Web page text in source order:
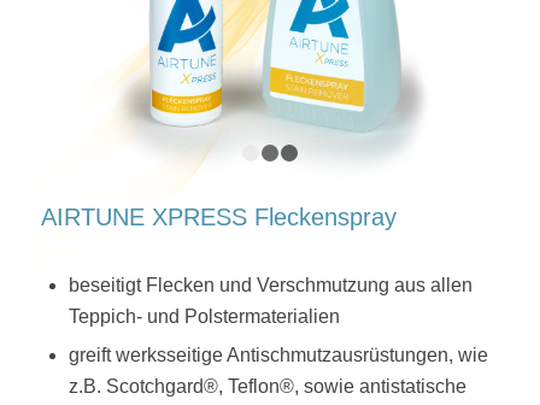
AIRTUNE XPRESS Fleckenspray
beseitigt Flecken und Verschmutzung aus allen
Teppich- und Polstermaterialien
greift werksseitige Antischmutzausrüstungen, wie
z.B. Scotchgard®, Teflon®, sowie antistatische